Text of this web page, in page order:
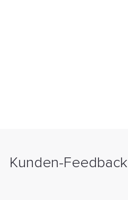
Kunden-Feedback